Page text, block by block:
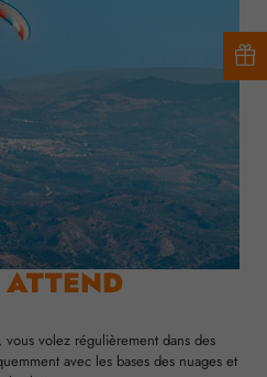
, vous volez régulièrement dans des
avec les bases des nuages et